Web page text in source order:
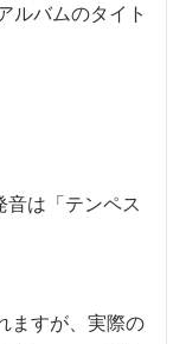
ルバムのタイト
音は「テンペス
ますが、実際の